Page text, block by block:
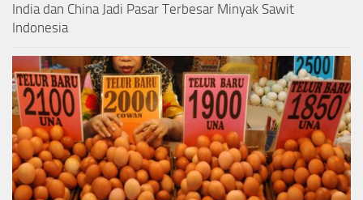
India dan China Jadi Pasar Terbesar Minyak Sawit
Indonesia